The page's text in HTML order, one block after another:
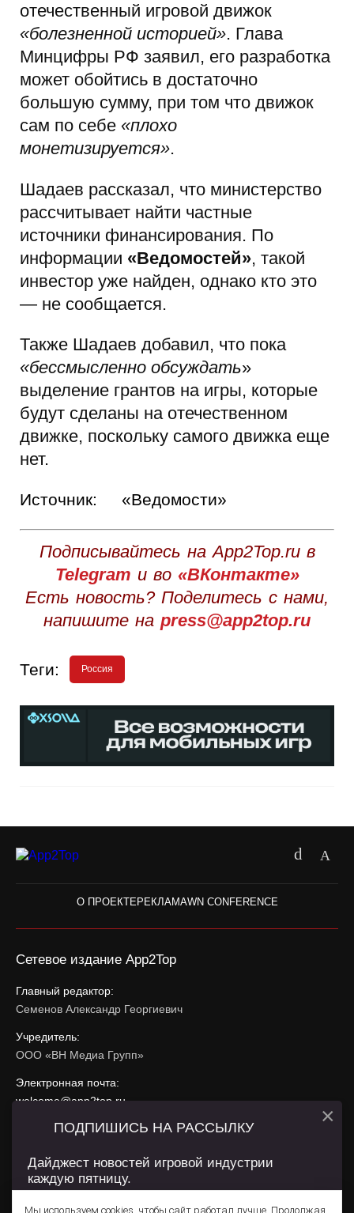
отечественный игровой движок
«болезненной историей». Глава
Минцифры РФ заявил, его разработка
может обойтись в достаточно
большую сумму, при том что движок
сам по себе «плохо
монетизируется».
Шадаев рассказал, что министерство
рассчитывает найти частные
источники финансирования. По
информации «Ведомостей», такой
инвестор уже найден, однако кто это
— не сообщается.
Также Шадаев добавил, что пока
«бессмысленно обсуждать»
выделение грантов на игры, которые
будут сделаны на отечественном
движке, поскольку самого движка еще
нет.
Источник: «Ведомости»
Подписывайтесь на App2Top.ru в
Telegram и во «ВКонтакте»
Есть новость? Поделитесь с нами,
напишите на press@app2top.ru
Теги: Россия
О ПРОЕКТЕРЕКЛАМАWN CONFERENCE
Сетевое издание App2Top
Главный редактор:
Семенов Александр Георгиевич
Учредитель:
ООО «ВН Медиа Групп»
Электронная почта:
welcome@app2top.ru
При использовании материалов активная ссылка на
Сайт использует IP адреса, cookie, данные геолокации
Мы используем cookies, чтобы сайт работал лучше. Продолжая
ПОДПИШИСЬ НА РАССЫЛКУ
Дайджест новостей игровой индустрии
каждую пятницу.
×